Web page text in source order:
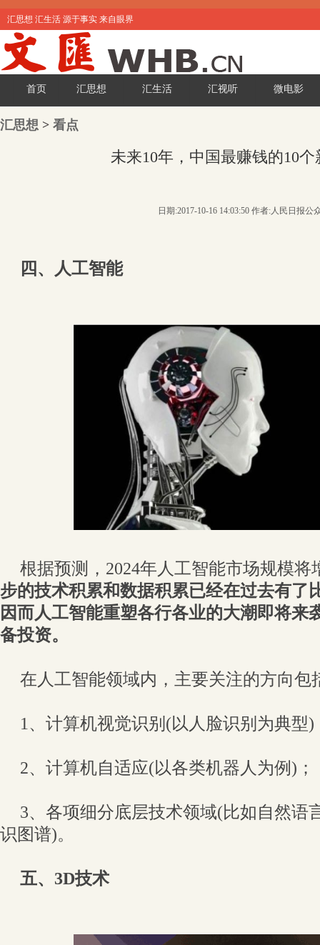
汇思想 汇生活 源于事实 来自眼界
首页 汇思想 汇生活 汇视听 微电影
汇思想 > 看点
未来10年，中国最赚钱的10
日期:2017-10-16 14:03:50 作者:人民日报公
四、人工智能
根据预测，2024年人工智能市场规模将
步的技术积累和数据积累已经在过去有了
因而人工智能重塑各行各业的大潮即将来
备投资。
在人工智能领域内，主要关注的方向包
1、计算机视觉识别(以人脸识别为典型)
2、计算机自适应(以各类机器人为例)；
3、各项细分底层技术领域(比如自然语
识图谱)。
五、3D技术